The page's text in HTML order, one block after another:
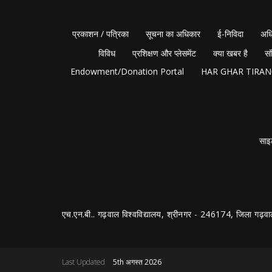
प्रकाशन / पत्रिका सूचना का अधिकार ई-निविदा
विविध
प्रशिक्षण और प्लेसमेंट क्या खबर है
Endowment/Donation Portal
HAR GHAR
एच.एन.बी.. गढ़वाल विश्वविद्यालय, श्रीनगर - 246174, जिला
Last Updated 5th अगस्त 2026